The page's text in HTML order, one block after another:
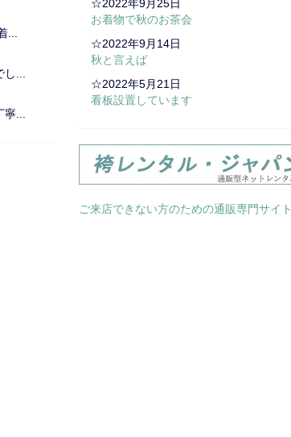
...
...
...
☆2022年9月25日
お着物で秋のお茶会
☆2022年9月14日
秋と言えば
☆2022年5月21日
看板設置しています
ご来店できない方のための通販専門サイト